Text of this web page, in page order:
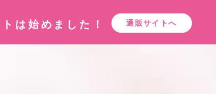
サロン案内・アクセス オンラインショップ
は始めました！ 通販サイトへ